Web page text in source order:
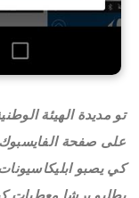
تو مديدة الهيئة
على صفحة الفايسبوك
كي يصبو